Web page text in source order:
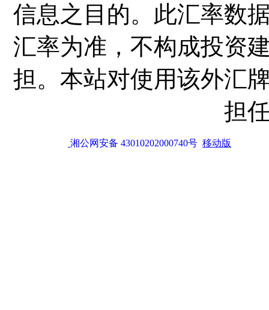
信息之目的。此汇率数
汇率为准，不构成投资
担。本站对使用该外汇
担
湘公网安备 43010202000740号 移动版